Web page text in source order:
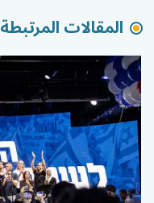
المقالات المرتبطة